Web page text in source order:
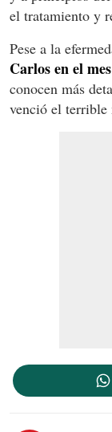
el tratamiento y
Pese a la
Carlos en el
conocen más
venció el terrible